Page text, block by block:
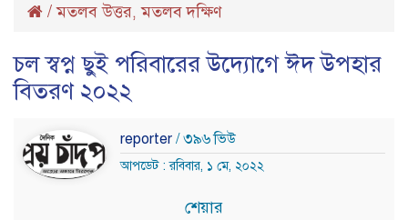
/মতলব উত্তর,মতলব দক্ষিণ
চল স্বপ্ন ছুই পরিবারের উদ্যোগে ঈদ উপহার
বিতরণ ২০২২
reporter / ৩৯৬ ভিউ
আপডেট : রবিবার, ১ মে, ২০২২
শেয়ার